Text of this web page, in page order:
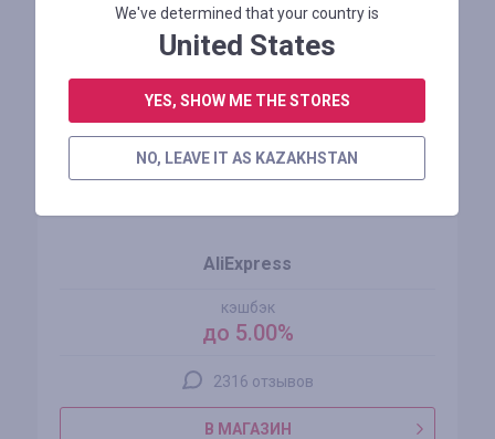
Похожие магазины
AliExpress
кэшбэк
до 5.00%
2316 отзывов
В МАГАЗИН
We've determined that your country is
United States
YES, SHOW ME THE STORES
NO, LEAVE IT AS KAZAKHSTAN